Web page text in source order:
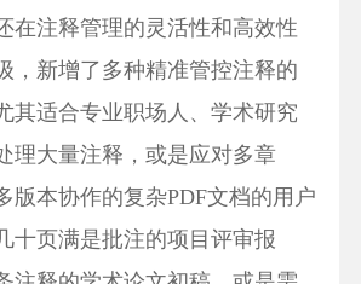
在注释管理的灵活性和高效性
，新增了多种精准管控注释的
其适合专业职场人、学术研究
理大量注释，或是应对多章
版本协作的复杂PDF文档的用户
页满是批注的项目评审报